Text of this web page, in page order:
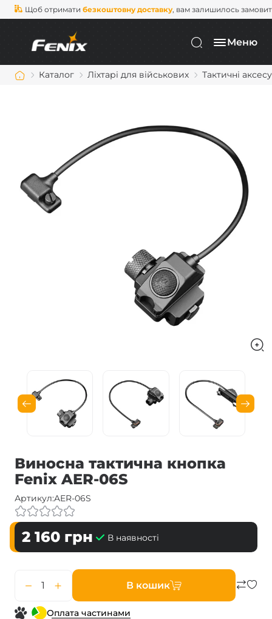
Щоб отримати безкоштовну доставку, вам залишилось
Меню
Каталог Ліхтарі для військових Тактичні
Виносна тактична кнопка
Fenix AER-06S
Артикул:AER-06S
2 160 грн В наявності
В кошик
Оплата частинами